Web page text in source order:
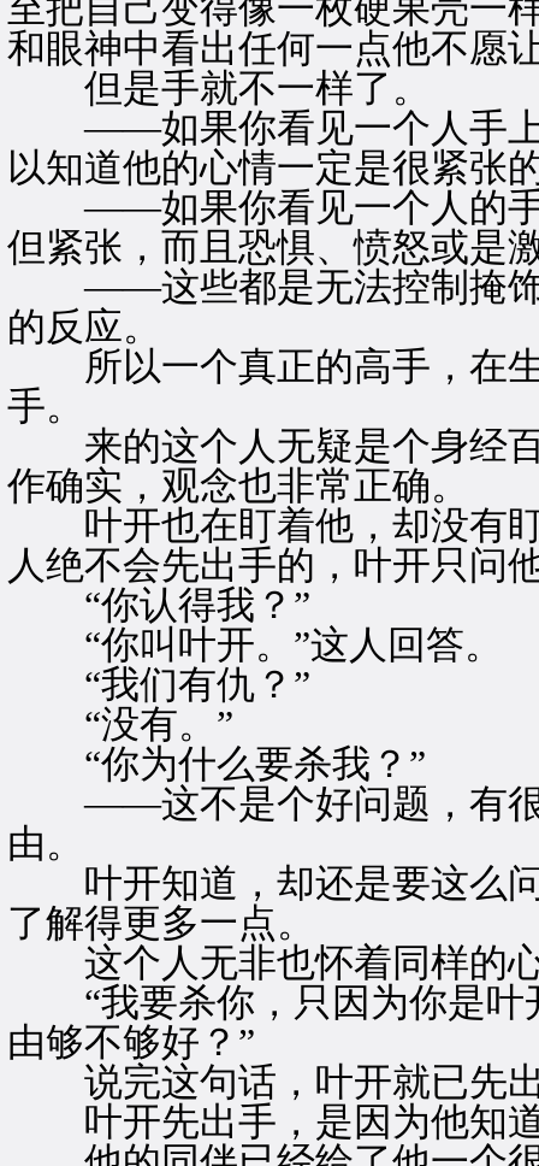
至把自己变得像一枚硬果壳一
和眼神中看出任何一点他不愿
但是手就不一样了。
——如果你看见一个人手上
以知道他的心情一定是很紧张
——如果你看见一个人的手
但紧张，而且恐惧、愤怒或是
——这些都是无法控制掩饰
的反应。
所以一个真正的高手，在生
手。
来的这个人无疑是个身经百
作确实，观念也非常正确。
叶开也在盯着他，却没有盯
人绝不会先出手的，叶开只问
“你认得我？”
“你叫叶开。”这人回答。
“我们有仇？”
“没有。”
“你为什么要杀我？”
——这不是个好问题，有很
由。
叶开知道，却还是要这么问
了解得更多一点。
这个人无非也怀着同样的
“我要杀你，只因为你是叶
由够不够好？”
说完这句话，叶开就已先
叶开先出手，是因为他知道